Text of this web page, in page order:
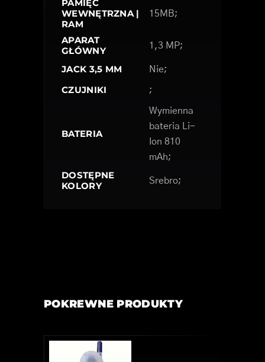
PAMIĘĆ
WEWNĘTRZNA |
RAM
15MB;
APARAT
GŁÓWNY
1,3 MP;
JACK 3,5 MM Nie;
CZUJNIKI ;
BATERIA
Wymienna
bateria Li-
Ion 810
mAh;
DOSTĘPNE
KOLORY
Srebro;
POKREWNE PRODUKTY